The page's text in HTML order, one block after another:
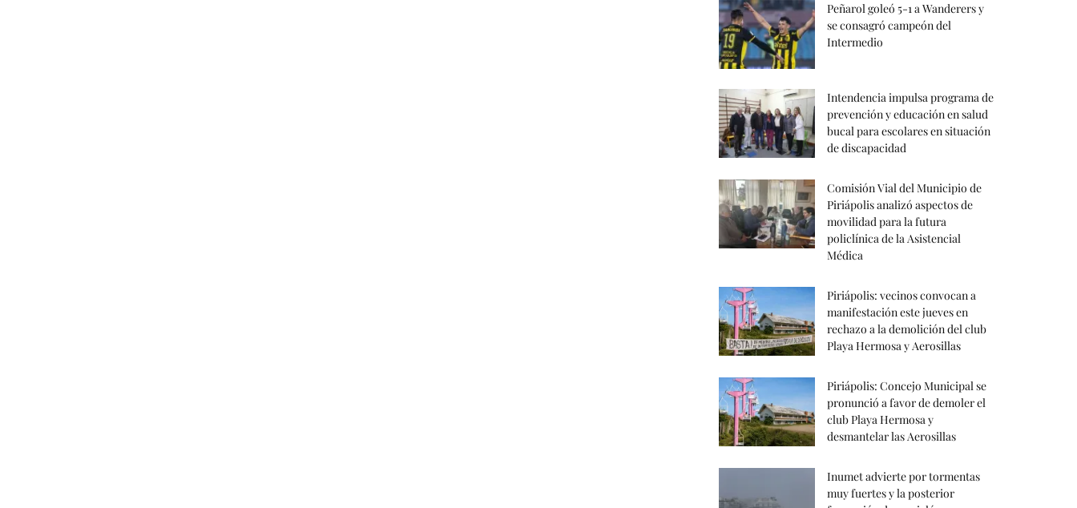
Peñarol goleó 5-1 a Wanderers y
se consagró campeón del
Intermedio
Intendencia impulsa programa de
prevención y educación en salud
bucal para escolares en situación
de discapacidad
Comisión Vial del Municipio de
Piriápolis analizó aspectos de
movilidad para la futura
policlínica de la Asistencial
Médica
Piriápolis: vecinos convocan a
manifestación este jueves en
rechazo a la demolición del club
Playa Hermosa y Aerosillas
Piriápolis: Concejo Municipal se
pronunció a favor de demoler el
club Playa Hermosa y
desmantelar las Aerosillas
Inumet advierte por tormentas
muy fuertes y la posterior